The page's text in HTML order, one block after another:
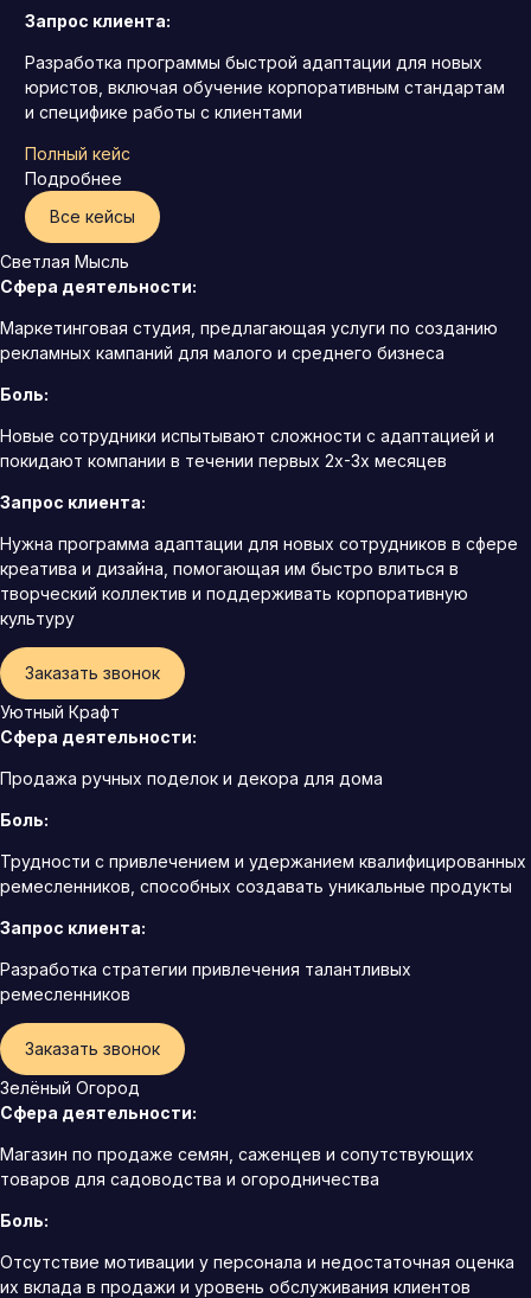
Запрос клиента:
Разработка программы быстрой адаптации для новых
юристов, включая обучение корпоративным стандартам
и специфике работы с клиентами
Полный кейс
Подробнее
Все кейсы
Светлая Мысль
Сфера деятельности:
Маркетинговая студия, предлагающая услуги по созданию
рекламных кампаний для малого и среднего бизнеса
Боль:
Новые сотрудники испытывают сложности с адаптацией и
покидают компании в течении первых 2х-3х месяцев
Запрос клиента:
Нужна программа адаптации для новых сотрудников в сфере
креатива и дизайна, помогающая им быстро влиться в
творческий коллектив и поддерживать корпоративную
культуру
Заказать звонок
Уютный Крафт
Сфера деятельности:
Продажа ручных поделок и декора для дома
Боль:
Трудности с привлечением и удержанием квалифицированных
ремесленников, способных создавать уникальные продукты
Запрос клиента:
Разработка стратегии привлечения талантливых
ремесленников
Заказать звонок
Зелёный Огород
Сфера деятельности:
Магазин по продаже семян, саженцев и сопутствующих
товаров для садоводства и огородничества
Боль:
Отсутствие мотивации у персонала и недостаточная оценка
их вклада в продажи и уровень обслуживания клиентов